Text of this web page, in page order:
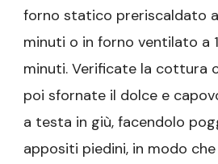
forno statico preriscaldato a
minuti o in forno ventilato a
minuti. Verificate la cottura
poi sfornate il dolce e
a testa in giù, facendolo
appositi piedini, in modo